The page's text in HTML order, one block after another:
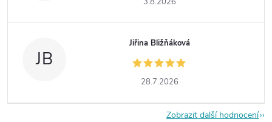
JB
Jiřina Bližňáková
28.7.2026
Zobrazit další hodnocení